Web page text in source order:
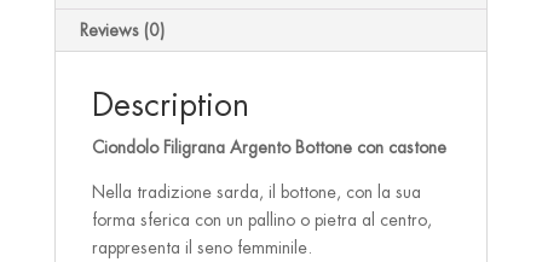
Reviews (0)
Description
Ciondolo Filigrana Argento Bottone con castone
Nella tradizione sarda, il bottone, con la sua
forma sferica con un pallino o pietra al centro,
rappresenta il seno femminile.